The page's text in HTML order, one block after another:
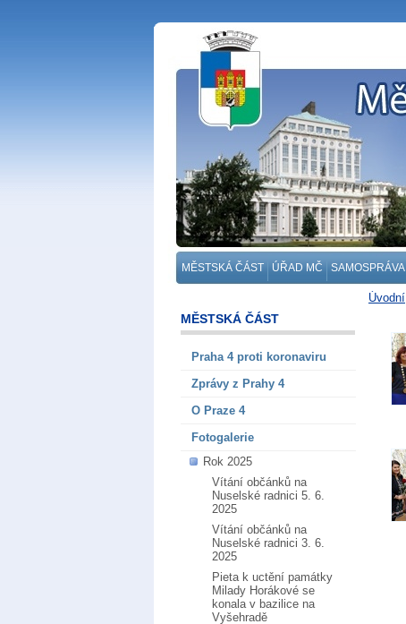
MĚSTSKÁ ČÁST ÚŘAD MČ SAMOSPRÁVA
Úvodní
MĚSTSKÁ ČÁST
Praha 4 proti koronaviru
Zprávy z Prahy 4
O Praze 4
Fotogalerie
Rok 2025
Vítání občánků na
Nuselské radnici 5. 6.
2025
Vítání občánků na
Nuselské radnici 3. 6.
2025
Pieta k uctění památky
Milady Horákové se
konala v bazilice na
Vyšehradě